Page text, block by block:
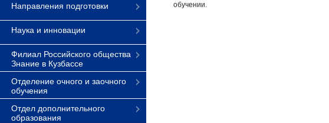
Направления подготовки
Наука и инновации
Филиал Российского общества
Знание в Кузбассе
Отделение очного и заочного
обучения
Отдел дополнительного
образования
обучении.